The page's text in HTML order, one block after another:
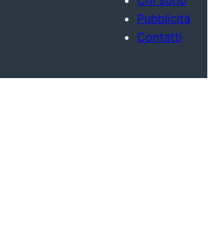
Pubblicità
Contatti